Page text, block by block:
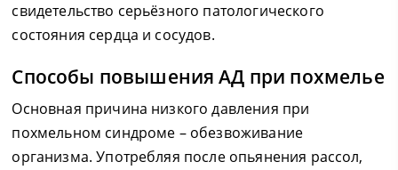
свидетельство серьёзного патологического
состояния сердца и сосудов.
Способы повышения АД при похмелье
Основная причина низкого давления при
похмельном синдроме – обезвоживание
организма. Употребляя после опьянения рассол,